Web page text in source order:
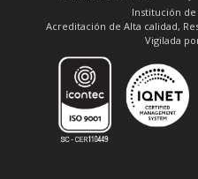
Institución
Acreditación de Alta calidad,
Vigilada